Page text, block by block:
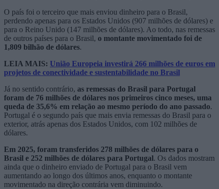
O país foi o terceiro que mais enviou dinheiro para o Brasil,
perdendo apenas para os Estados Unidos (907 milhões de dólares) e
para o Reino Unido (147 milhões de dólares). Ao todo, nas remessas
de outros países para o Brasil, o montante movimentado foi de
1,809 bilhão de dólares.
LEIA MAIS: União Europeia investirá 266 milhões de euros em
projetos de conectividade e sustentabilidade no Brasil
Já no sentido contrário, as remessas do Brasil para Portugal
foram de 76 milhões de dólares nos primeiros cinco meses, uma
queda de 35,6% em relação ao mesmo período do ano passado.
Portugal é o segundo país que mais envia remessas do Brasil para o
exterior, atrás apenas dos Estados Unidos, com 102 milhões de
dólares.
Em 2025, foram transferidos 278 milhões de dólares para o
Brasil e 252 milhões de dólares para Portugal. Os dados mostram
ainda que o dinheiro enviado de Portugal para o Brasil vem
aumentando ao longo dos últimos anos, enquanto o montante
movimentado na direção contrária vem diminuindo.